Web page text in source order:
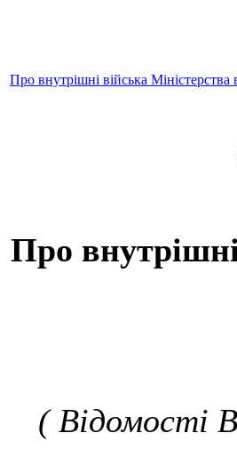
Про внутрішні війська
Про
( Відомості